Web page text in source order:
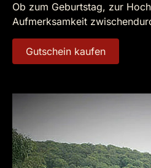
Ob zum Geburtstag, zur
Aufmerksamkeit
Gutschein kaufen